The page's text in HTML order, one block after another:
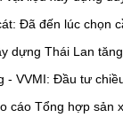
Đã đến lúc chọn
dựng Thái Lan
- VVMI: Đầu tư
cáo Tổng hợp